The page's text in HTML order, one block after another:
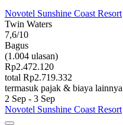
Novotel Sunshine Coast Resort
Twin Waters
7,6/10
Bagus
(1.004 ulasan)
Rp2.472.120
total Rp2.719.332
termasuk pajak & biaya lainnya
2 Sep - 3 Sep
Novotel Sunshine Coast Resort